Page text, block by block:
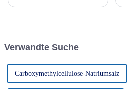
Derivate sind bekannt für ihre
Verwandte Suche
Carboxymethylcellulose-Natriumsalz